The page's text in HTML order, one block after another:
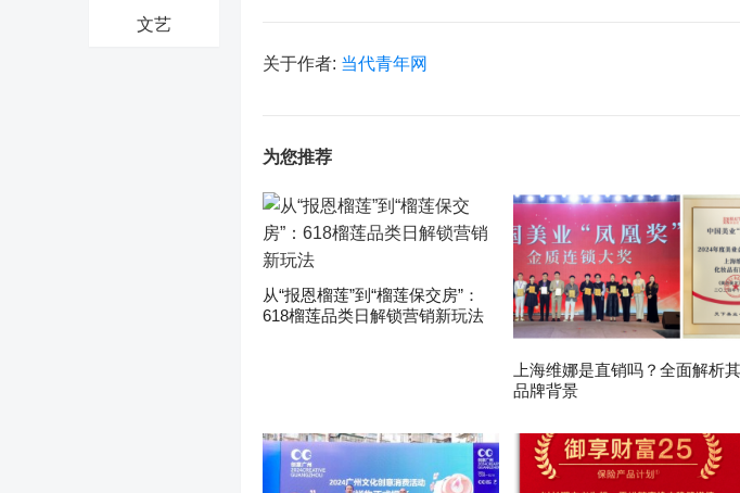
文艺
关于作者: 当代青年网
为您推荐
从“报恩榴莲”到“榴莲保交房”：
618榴莲品类日解锁营销新玩法
上海维娜是直销吗？全面解析其
品牌背景